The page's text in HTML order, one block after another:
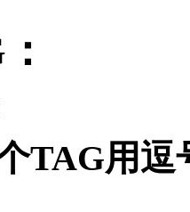
TAG用